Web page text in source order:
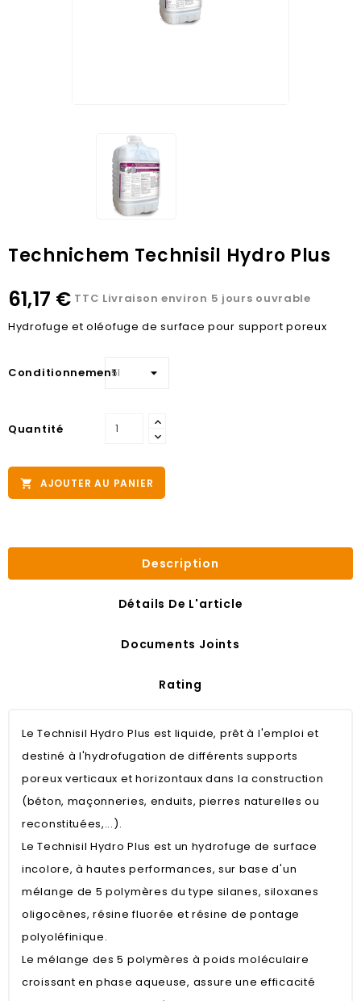
Technichem Technisil Hydro Plus
61,17 € TTC Livraison environ 5 jours ouvrable
Hydrofuge et oléofuge de surface pour support poreux
Conditionnement
Quantité
 AJOUTER AU PANIER
Description
Détails De L'article
Documents Joints
Rating
Le Technisil Hydro Plus est liquide, prêt à l'emploi et
destiné à l'hydrofugation de différents supports
poreux verticaux et horizontaux dans la construction
(béton, maçonneries, enduits, pierres naturelles ou
reconstituées,...).
Le Technisil Hydro Plus est un hydrofuge de surface
incolore, à hautes performances, sur base d'un
mélange de 5 polymères du type silanes, siloxanes
oligocènes, résine fluorée et résine de pontage
polyoléfinique.
Le mélange des 5 polymères à poids moléculaire
croissant en phase aqueuse, assure une efficacité